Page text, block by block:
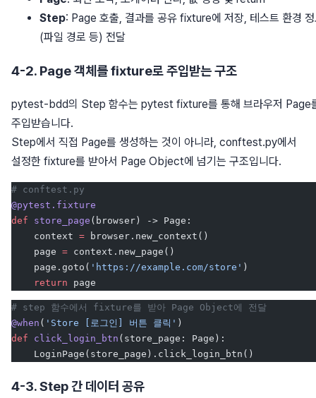
Step: Page 호출, 결과를 공유 fixture에 저장, 테스트 환경
(파일 경로 등) 전달
4-2. Page 객체를 fixture로 주입받는 구조
pytest-bdd의 Step 함수는 pytest fixture를 통해 브라우저 Page
주입받습니다.
Step에서 직접 Page를 생성하는 것이 아니라, conftest.py에서
설정한 fixture를 받아서 Page Object에 넘기는 구조입니다.
# conftest.py
@pytest.fixture
def store_page (browser) -> Page:
    context
= browser.new_context()
    page
= context.new_page()
    page.goto(
'https://example.com/store' )
    return
page
# step 함수에서 fixture를 받아 Page Object에 전달
@when ( 'Store [로그인] 버튼 클릭' )
def click_login_btn (store_page: Page):
    LoginPage(store_page).click_login_btn()
4-3. Step 간 데이터 공유